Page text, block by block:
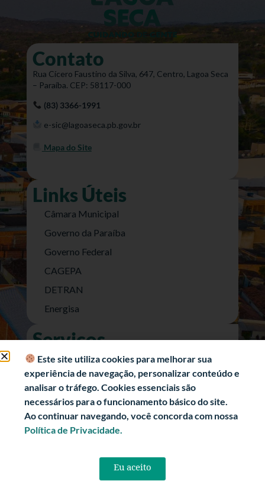
Contato
Rua Cícero Faustino da Silva, 647, Centro, Lagoa Seca
– Paraíba. CEP: 58117-000
(83) 3366-1991
e-sic@lagoaseca.pb.gov.br
Mapa do Site
Links Úteis
Câmara Municipal
Governo da Paraíba
Governo Federal
CAGEPA
DETRAN
Energisa
Serviços
Nota Fiscal Eletrônica
e-SIC (Acesso a Informação)
Transparência Fiscal
História
Informações Turísticas
Este site utiliza cookies para melhorar sua
experiência de navegação, personalizar conteúdo e
analisar o tráfego. Cookies essenciais são
necessários para o funcionamento básico do site.
Ao continuar navegando, você concorda com nossa
Política de Privacidade.
Eu aceito